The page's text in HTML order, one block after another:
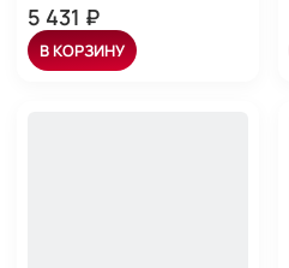
5 431 ₽
В КОРЗИНУ